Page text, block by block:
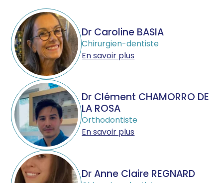
Dr Caroline BASIA
Chirurgien-dentiste
En savoir plus
Dr Clément CHAMORRO DE
LA ROSA
Orthodontiste
En savoir plus
Dr Anne Claire REGNARD